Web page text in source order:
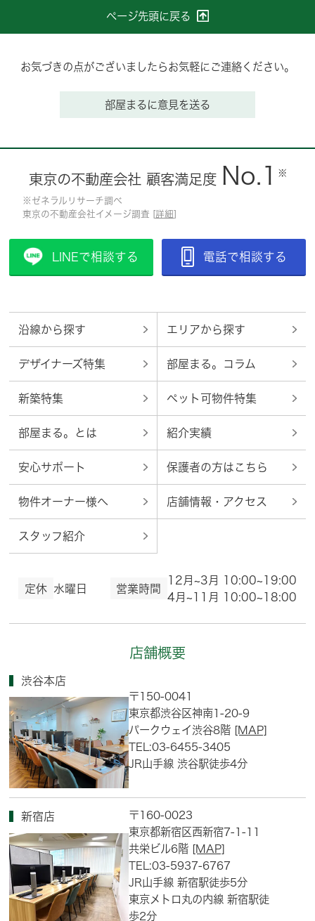
ページ先頭に戻る
お気づきの点がございましたらお気軽にご連絡ください。
部屋まるに意見を送る
東京の不動産会社 顧客満足度 No.1 ※
※ゼネラルリサーチ調べ
東京の不動産会社イメージ調査 [ 詳細
LINEで相談する 電話で相談する
沿線から探す エリアから探す
デザイナーズ特集 部屋まる。コラム
新築特集 ペット可物件特集
部屋まる。とは 紹介実績
安心サポート 保護者の方はこちら
物件オーナー様へ 店舗情報・アクセス
スタッフ紹介
定休 水曜日 営業時間
12月~3月 10:00~19:00
4月~11月 10:00~18:00
店舗概要
渋谷本店
〒150-0041
東京都渋谷区神南1-20-9
パークウェイ渋谷8階 [MAP]
TEL:03-6455-3405
JR山手線 渋谷駅徒歩4分
新宿店
〒160-0023
東京都新宿区西新宿7-1-11
共栄ビル6階 [MAP]
TEL:03-5937-6767
JR山手線 新宿駅徒歩5分
東京メトロ丸の内線 新宿駅徒
歩2分